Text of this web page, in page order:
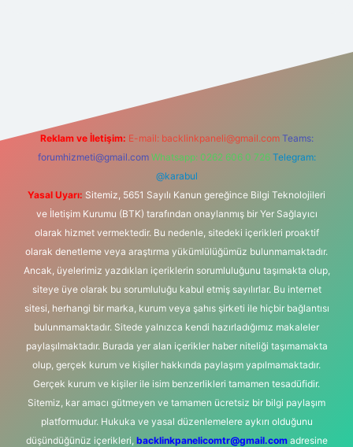
Reklam ve İletişim: E-mail: backlinkpaneli@gmail.com Teams:
forumhizmeti@gmail.com Whatsapp: 0262 606 0 726 Telegram:
@karabul
Yasal Uyarı: Sitemiz, 5651 Sayılı Kanun gereğince Bilgi Teknolojileri
ve İletişim Kurumu (BTK) tarafından onaylanmış bir Yer Sağlayıcı
olarak hizmet vermektedir. Bu nedenle, sitedeki içerikleri proaktif
olarak denetleme veya araştırma yükümlülüğümüz bulunmamaktadır.
Ancak, üyelerimiz yazdıkları içeriklerin sorumluluğunu taşımakta olup,
siteye üye olarak bu sorumluluğu kabul etmiş sayılırlar. Bu internet
sitesi, herhangi bir marka, kurum veya şahıs şirketi ile hiçbir bağlantısı
bulunmamaktadır. Sitede yalnızca kendi hazırladığımız makaleler
paylaşılmaktadır. Burada yer alan içerikler haber niteliği taşımamakta
olup, gerçek kurum ve kişiler hakkında paylaşım yapılmamaktadır.
Gerçek kurum ve kişiler ile isim benzerlikleri tamamen tesadüfidir.
Sitemiz, kar amacı gütmeyen ve tamamen ücretsiz bir bilgi paylaşım
platformudur. Hukuka ve yasal düzenlemelere aykırı olduğunu
düşündüğünüz içerikleri, backlinkpanelicomtr@gmail.comadresine